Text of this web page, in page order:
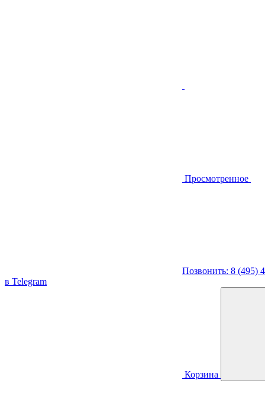
Просмотренное
Позвонить: 8 (495)
в Telegram
Корзина